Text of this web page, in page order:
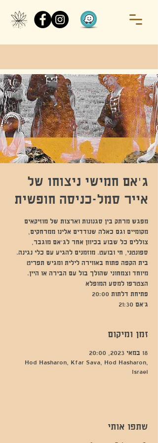
ג'אם חמישי ניצוחו של
אייר סמל-כניסה חופשית
מפגש מרתק בין סגנונות וארצות של מוזיקאים
מקומיים וגם כאלה שנודדים אלינו ממרחקים,
צוללים כל שבוע בכיוון אחר לג'אם מוגבר,
ספונטני, חי ובועט. מוזמנים להגיע עם כלי נגינה.
בית הקפה פתוח באווירה לילית ומגיש תפריט
מיוחד וצמחוני שהולך בול עם הבירה או היין.
ג’אם 21:30
זמן ומיקום
18 במאי 2023, 20:00
Hod Hasharon, Kfar Sava, Hod Hasharon,
Israel
שתפו אותי